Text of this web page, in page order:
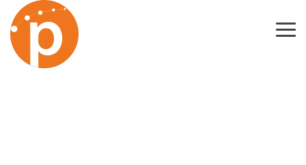
Skip
the
main
content.